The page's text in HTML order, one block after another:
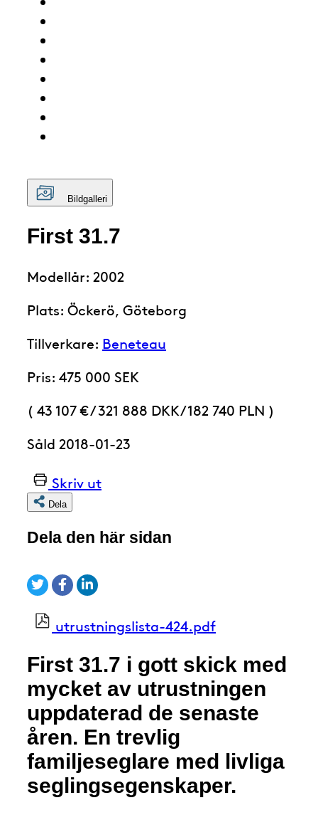
Bildgalleri
First 31.7
Modellår: 2002
Plats: Öckerö, Göteborg
Tillverkare: Beneteau
Pris: 475 000 SEK
( 43 107 €/321 888 DKK/182 740 PLN )
Såld 2018-01-23
Skriv ut
Dela
Dela den här sidan
utrustningslista-424.pdf
First 31.7 i gott skick med
mycket av utrustningen
uppdaterad de senaste
åren. En trevlig
familjeseglare med livliga
seglingsegenskaper.